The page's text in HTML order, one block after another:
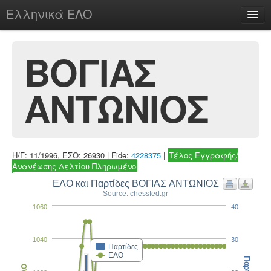
Ελληνικά ΕΛΟ
chesstu.be @ discord
Login
ΒΟΓΙΑΣ
ΑΝΤΩΝΙΟΣ
Η/Γ: 11/1996, ΕΣΟ: 26930 | Fide: 4228375 | Τέλος Εγγραφής/
Ανανέωσης Δελτίου Πληρωμένο
ΕΛΟ και Παρτίδες ΒΟΓΙΑΣ ΑΝΤΩΝΙΟΣ
Source: chessfed.gr
Παρτίδες
ΕΛΟ
1040
1060
30
40